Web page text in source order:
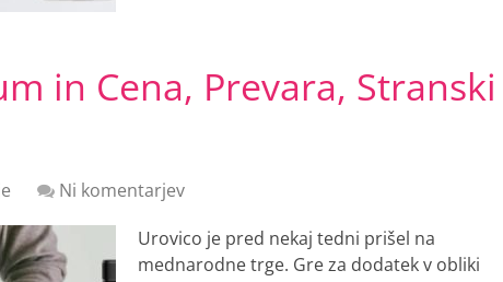
in Cena, Prevara, Stranski
Ni komentarjev
Urovico je pred nekaj tedni prišel na
mednarodne trge. Gre za dodatek v obliki